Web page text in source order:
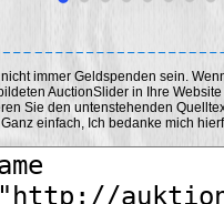
nicht immer Geldspenden sein.
AuctionSlider in Ihre
Sie den untenstehenden
einfach, Ich bedanke mich